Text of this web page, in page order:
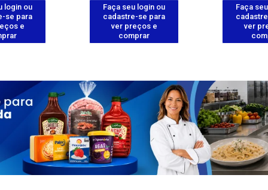
login ou
se para
e
Faça seu login ou
cadastre-se para
ver preços e
comprar
Faça
ver